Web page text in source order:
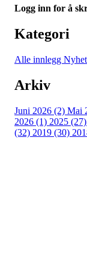
Logg inn for å
Kategori
Alle innlegg
Arkiv
Juni 2026 (2) Mai
2026 (1) 2025 (27)
(32) 2019 (30)